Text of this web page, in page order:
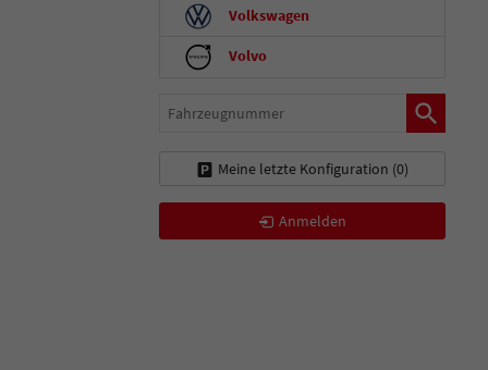
Volkswagen
Volvo
Fahrzeugnummer
Meine letzte Konfiguration (0)
Anmelden